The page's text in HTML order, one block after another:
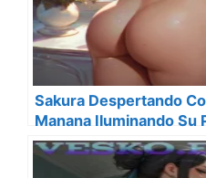
Sakura Despertando
Manana Iluminando Su